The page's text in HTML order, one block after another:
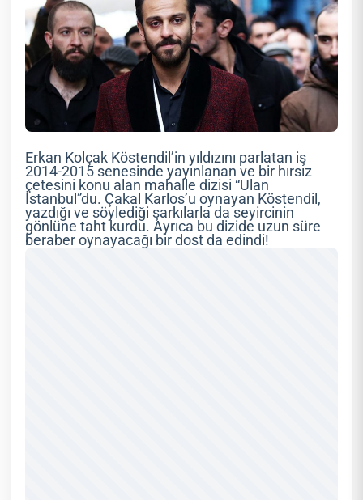
Erkan Kolçak Köstendil’in yıldızını parlatan iş
2014-2015 senesinde yayınlanan ve bir hırsız
çetesini konu alan mahalle dizisi “Ulan
İstanbul”du. Çakal Karlos’u oynayan Köstendil,
yazdığı ve söylediği şarkılarla da seyircinin
gönlüne taht kurdu. Ayrıca bu dizide uzun süre
beraber oynayacağı bir dost da edindi!